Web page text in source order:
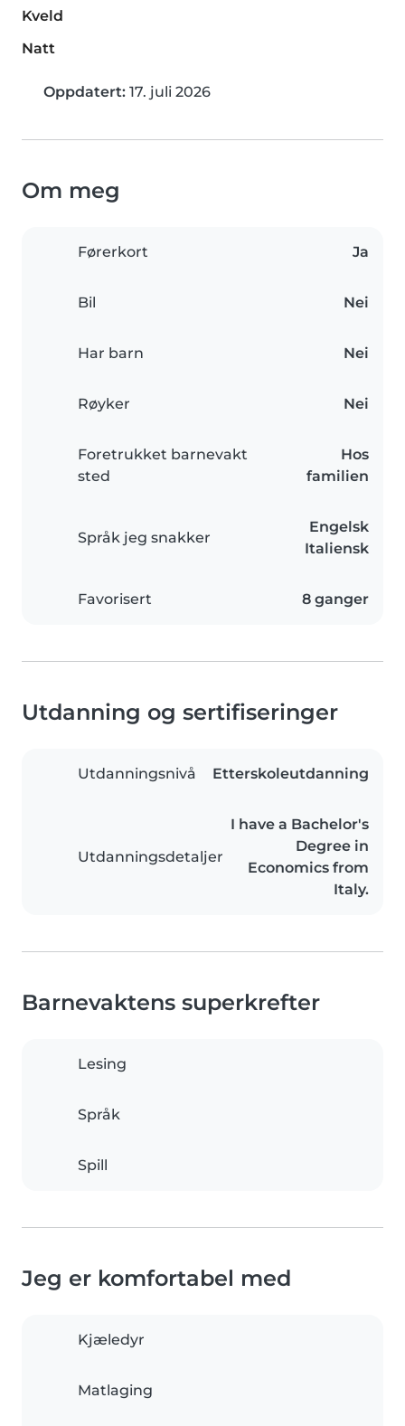
Kveld
Natt
Oppdatert: 17. juli 2026
Om meg
Førerkort Ja
Bil Nei
Har barn Nei
Røyker Nei
Foretrukket barnevakt
sted
Hos
familien
Språk jeg snakker
Engelsk
Italiensk
Favorisert 8 ganger
Utdanning og sertifiseringer
Utdanningsnivå Etterskoleutdanning
Utdanningsdetaljer
I have a Bachelor's
Degree in
Economics from
Italy.
Barnevaktens superkrefter
Lesing
Språk
Spill
Jeg er komfortabel med
Kjæledyr
Matlaging